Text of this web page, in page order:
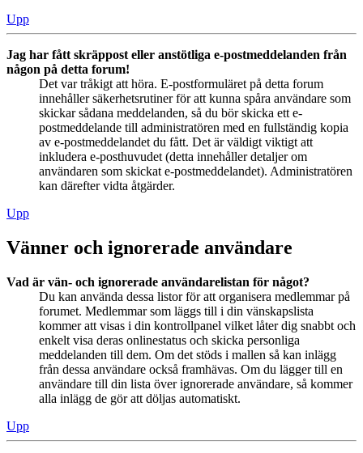
Upp
Jag har fått skräppost eller anstötliga e-postmeddelanden från
någon på detta forum!
Det var tråkigt att höra. E-postformuläret på detta forum
innehåller säkerhetsrutiner för att kunna spåra användare som
skickar sådana meddelanden, så du bör skicka ett e-
postmeddelande till administratören med en fullständig kopia
av e-postmeddelandet du fått. Det är väldigt viktigt att
inkludera e-posthuvudet (detta innehåller detaljer om
användaren som skickat e-postmeddelandet). Administratören
kan därefter vidta åtgärder.
Upp
Vänner och ignorerade användare
Vad är vän- och ignorerade användarelistan för något?
Du kan använda dessa listor för att organisera medlemmar på
forumet. Medlemmar som läggs till i din vänskapslista
kommer att visas i din kontrollpanel vilket låter dig snabbt och
enkelt visa deras onlinestatus och skicka personliga
meddelanden till dem. Om det stöds i mallen så kan inlägg
från dessa användare också framhävas. Om du lägger till en
användare till din lista över ignorerade användare, så kommer
alla inlägg de gör att döljas automatiskt.
Upp